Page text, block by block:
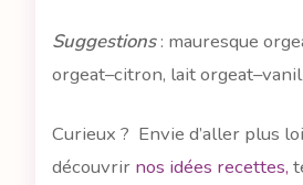
Suggestions: mauresque
orgeat–citron, lait
Curieux ? Envie d’aller plus
découvrir nos idées recettes,